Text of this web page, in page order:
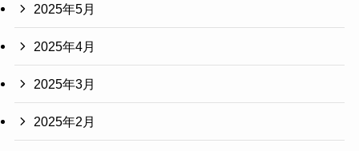
2025年5月
2025年4月
2025年3月
2025年2月